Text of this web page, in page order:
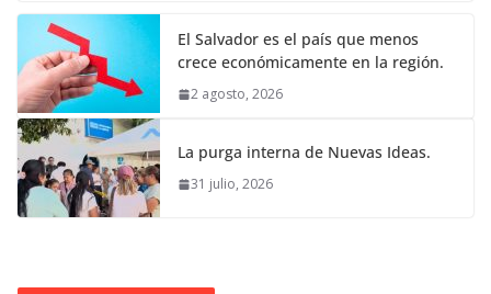
El Salvador es el país que menos
crece económicamente en la región.
2 agosto, 2026
La purga interna de Nuevas Ideas.
31 julio, 2026